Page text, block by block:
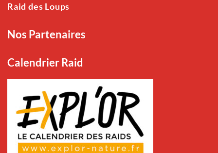
Raid des Loups
Nos Partenaires
Calendrier Raid